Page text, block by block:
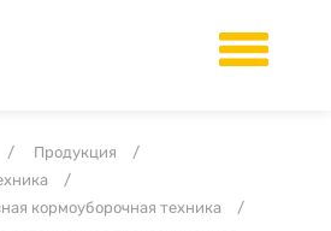
/ Продукция
/
/
кормоуборочная техника
/